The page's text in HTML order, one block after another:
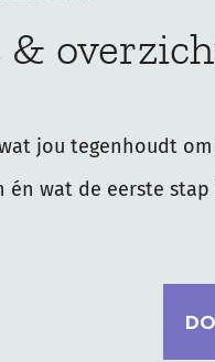
jou tegenhoudt
wat de eerste